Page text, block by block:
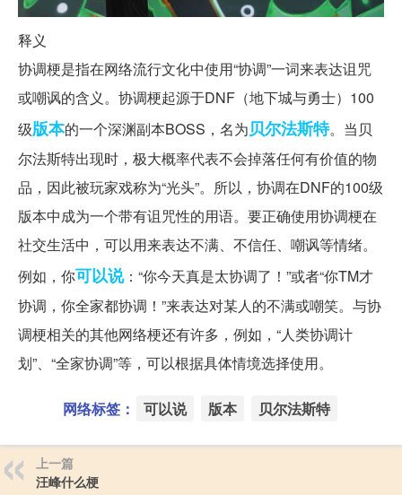
释义
协调梗是指在网络流行文化中使用“协调”一词来表达诅咒
或嘲讽的含义。协调梗起源于DNF（地下城与勇士）100
级版本的一个深渊副本BOSS，名为贝尔法斯特。当贝
尔法斯特出现时，极大概率代表不会掉落任何有价值的物
品，因此被玩家戏称为“光头”。所以，协调在DNF的100级
版本中成为一个带有诅咒性的用语。要正确使用协调梗在
社交生活中，可以用来表达不满、不信任、嘲讽等情绪。
例如，你可以说：“你今天真是太协调了！”或者“你TM才
协调，你全家都协调！”来表达对某人的不满或嘲笑。与协
调梗相关的其他网络梗还有许多，例如，“人类协调计
划”、“全家协调”等，可以根据具体情境选择使用。
网络标签： 可以说 版本 贝尔法斯特
上一篇
汪峰什么梗